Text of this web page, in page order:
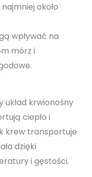
około
wpływać na
mórz i
krwionośny
ciepło i
krew transportuje
dzięki
i gęstości.